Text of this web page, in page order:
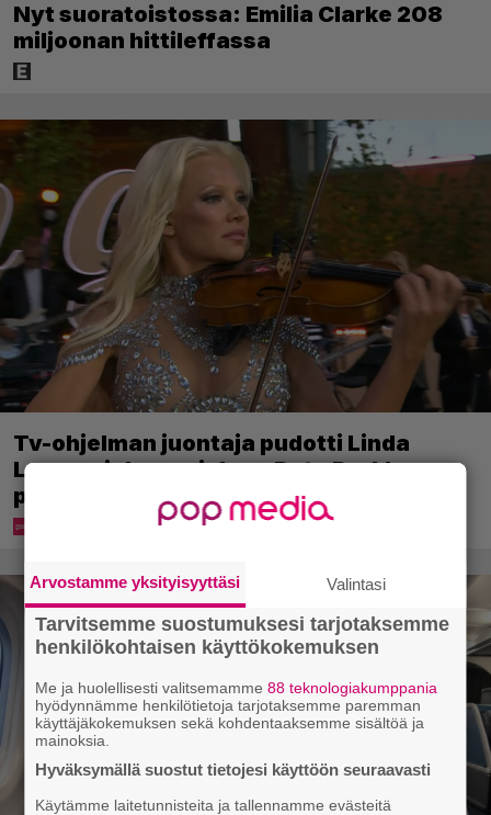
Nyt suoratoistossa: Emilia Clarke 208
miljoonan hittileffassa
Tv-ohjelman juontaja pudotti Linda
Lampeniuksen viulun – Pete Parkkonen
pakeni kauhuissaan paikalta
Arvostamme yksityisyyttäsi Valintasi
Tarvitsemme suostumuksesi tarjotaksemme
henkilökohtaisen käyttökokemuksen
Me ja huolellisesti valitsemamme88 teknologiakumppania
hyödynnämme henkilötietoja tarjotaksemme paremman
käyttäjäkokemuksen sekä kohdentaaksemme sisältöä ja
mainoksia.
Hyväksymällä suostut tietojesi käyttöön seuraavasti
Käytämme laitetunnisteita ja tallennamme evästeitä